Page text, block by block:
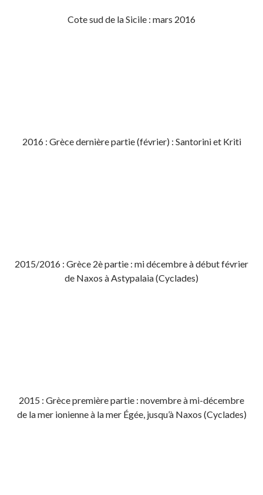
Cote sud de la Sicile : mars 2016
2016 : Grèce dernière partie (février) : Santorini et Kriti
2015/2016 : Grèce 2è partie : mi décembre à début février
de Naxos à Astypalaia (Cyclades)
2015 : Grèce première partie : novembre à mi-décembre
de la mer ionienne à la mer Égée, jusqu’à Naxos (Cyclades)